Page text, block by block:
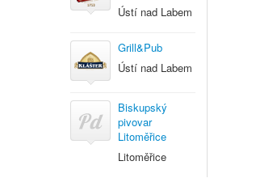
Ústí nad Labem
Grill&Pub
Ústí nad Labem
Biskupský
pivovar
Litoměřice
Litoměřice